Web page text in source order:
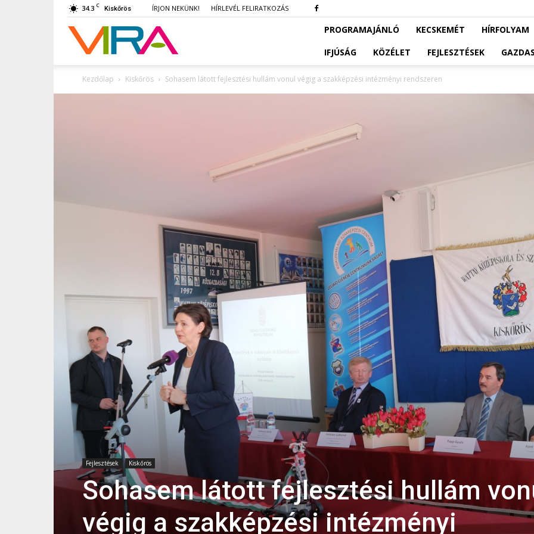
34.3 C Kiskőrös ÍRJON NEKÜNK! HÍRLEVÉL FELIRATKOZÁS
VIRA PROGRAMAJÁNLÓ KECSKEMÉT
HÍRFOLYAM
IFJÚSÁG
KÖZÉLET FEJLESZTÉSEK
Kezdőlap Kiskőrös Sohasem látott fejlesztési hullám vonul végig a szakképzési intézményi rendszeren
Fejlesztések Kiskőrös
Sohasem látott fejlesztési hullám
végig a szakképzési intézményi